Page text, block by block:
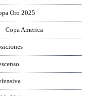
Oro 2025
Copa America